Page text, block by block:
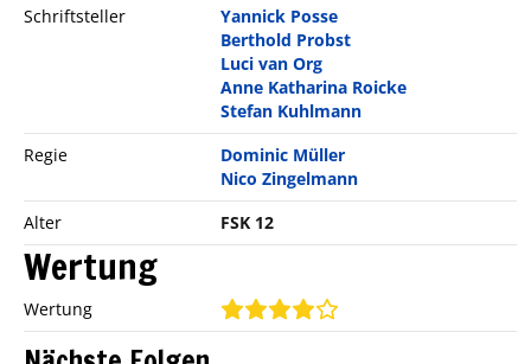
Schriftsteller
Yannick Posse
Berthold Probst
Luci van Org
Anne Katharina Roicke
Stefan Kuhlmann
Regie
Dominic Müller
Nico Zingelmann
Alter
FSK 12
Wertung
Wertung